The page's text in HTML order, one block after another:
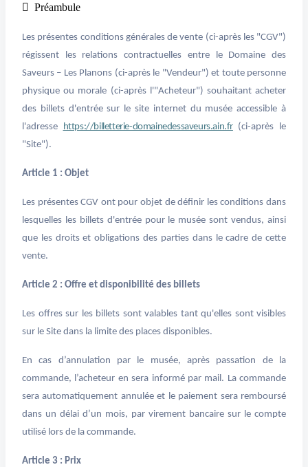
programmés sur plusieurs dates et
labyrinthe de maïs).
- Vous pouvez modifier la date de
votre venue une seule fois (report
sur une autre séance sous réserve
de disponibilité)
Un billet peut être remboursé dans
annulation de l'animation par le
musée,
musée.
Dans ces cas, merci de faire votre
demande au musée par mail
avec le/les billets concernés.
 Préambule
Les présentes conditions générales de vente (ci-après les "CGV")
régissent les relations contractuelles entre le Domaine des
Saveurs – Les Planons (ci-après le "Vendeur") et toute personne
physique ou morale (ci-après l'"Acheteur") souhaitant acheter
des billets d'entrée sur le site internet du musée accessible à
l'adresse https://billetterie-domainedessaveurs.ain.fr(ci-après le
"Site").
Article 1 : Objet
Les présentes CGV ont pour objet de définir les conditions dans
lesquelles les billets d'entrée pour le musée sont vendus, ainsi
que les droits et obligations des parties dans le cadre de cette
vente.
Article 2 : Offre et disponibilité des billets
Les offres sur les billets sont valables tant qu'elles sont visibles
sur le Site dans la limite des places disponibles.
En cas d’annulation par le musée, après passation de la
commande, l’acheteur en sera informé par mail. La commande
sera automatiquement annulée et le paiement sera remboursé
dans un délai d’un mois, par virement bancaire sur le compte
utilisé lors de la commande.
Article 3 : Prix